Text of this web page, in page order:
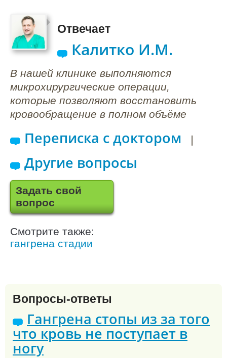
Отвечает
Калитко И.М.
В нашей клинике выполняются
микрохирургические операции,
которые позволяют восстановить
кровообращение в полном объёме
Переписка с доктором |
Другие вопросы
Задать свой
вопрос
Смотрите также:
гангрена стадии
Вопросы-ответы
Гангрена стопы из за того
что кровь не поступает в
ногу